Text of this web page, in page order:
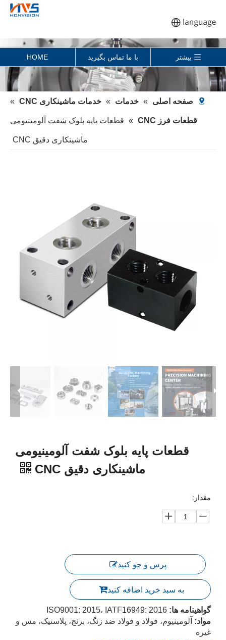
HOME با ما تماس بگیرید بیشتر
صفحه اصلی » خدمات » خدمات ماشینکاری CNC »
قطعات فرز CNC » قطعات پایه بلوک شفت آلومینیومی
ماشینکاری دقیق CNC
قطعات پایه بلوک شفت آلومینیومی
ماشینکاری دقیق CNC
مقدار:
پرس و جو کنید
به سبد خرید اضافه کنید
گواهینامه ها: ISO9001: 2015، IATF16949: 2016
مواد: آلومینیوم، فولاد و فولاد ضد زنگ، برنج، پلاستیک، مس و
غیره